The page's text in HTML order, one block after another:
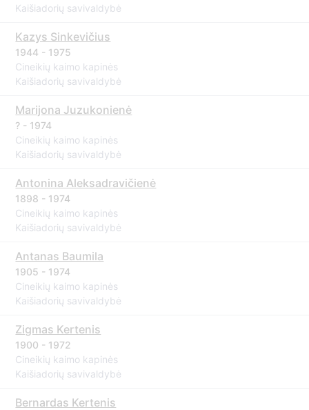
Kaišiadorių savivaldybė
Kazys Sinkevičius
1944 - 1975
Cineikių kaimo kapinės
Kaišiadorių savivaldybė
Marijona Juzukonienė
? - 1974
Cineikių kaimo kapinės
Kaišiadorių savivaldybė
Antonina Aleksadravičienė
1898 - 1974
Cineikių kaimo kapinės
Kaišiadorių savivaldybė
Antanas Baumila
1905 - 1974
Cineikių kaimo kapinės
Kaišiadorių savivaldybė
Zigmas Kertenis
1900 - 1972
Cineikių kaimo kapinės
Kaišiadorių savivaldybė
Bernardas Kertenis